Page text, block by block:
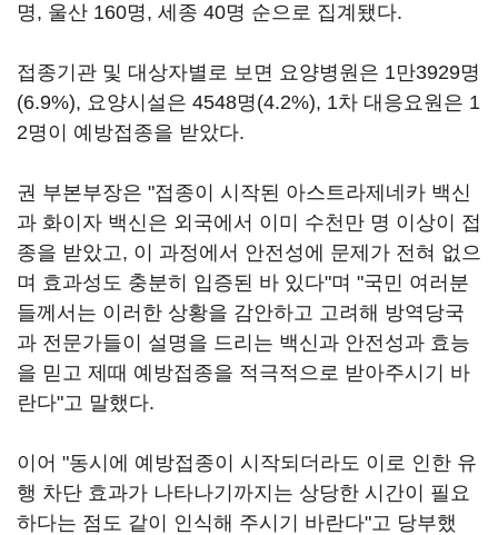
명, 울산 160명, 세종 40명 순으로 집계됐다.
접종기관 및 대상자별로 보면 요양병원은 1만3929명
(6.9%), 요양시설은 4548명(4.2%), 1차 대응요원은 1
2명이 예방접종을 받았다.
권 부본부장은 "접종이 시작된 아스트라제네카 백신
과 화이자 백신은 외국에서 이미 수천만 명 이상이 접
종을 받았고, 이 과정에서 안전성에 문제가 전혀 없으
며 효과성도 충분히 입증된 바 있다"며 "국민 여러분
들께서는 이러한 상황을 감안하고 고려해 방역당국
과 전문가들이 설명을 드리는 백신과 안전성과 효능
을 믿고 제때 예방접종을 적극적으로 받아주시기 바
란다"고 말했다.
이어 "동시에 예방접종이 시작되더라도 이로 인한 유
행 차단 효과가 나타나기까지는 상당한 시간이 필요
하다는 점도 같이 인식해 주시기 바란다"고 당부했